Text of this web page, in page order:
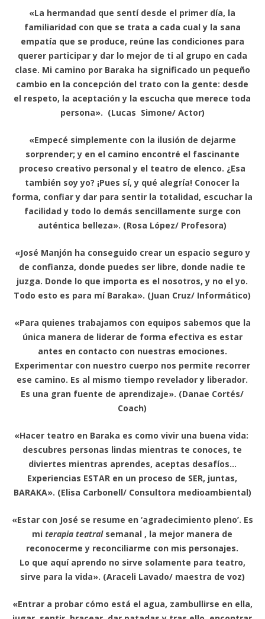
«La hermandad que sentí desde el primer día, la
familiaridad con que se trata a cada cual y la sana
empatía que se produce, reúne las condiciones para
querer participar y dar lo mejor de ti al grupo en cada
clase. Mi camino por Baraka ha significado un pequeño
cambio en la concepción del trato con la gente: desde
el respeto, la aceptación y la escucha que merece toda
persona». (Lucas Simone/ Actor)
«Empecé simplemente con la ilusión de dejarme
sorprender; y en el camino encontré el fascinante
proceso creativo personal y el teatro de elenco. ¿Esa
también soy yo? ¡Pues sí, y qué alegría! Conocer la
forma, confiar y dar para sentir la totalidad, escuchar la
facilidad y todo lo demás sencillamente surge con
auténtica belleza». (Rosa López/ Profesora)
«José Manjón ha conseguido crear un espacio seguro y
de confianza, donde puedes ser libre, donde nadie te
juzga. Donde lo que importa es el nosotros, y no el yo.
Todo esto es para mí Baraka». (Juan Cruz/ Informático)
«Para quienes trabajamos con equipos sabemos que la
única manera de liderar de forma efectiva es estar
antes en contacto con nuestras emociones.
Experimentar con nuestro cuerpo nos permite recorrer
ese camino. Es al mismo tiempo revelador y liberador.
Es una gran fuente de aprendizaje». (Danae Cortés/
Coach)
«Hacer teatro en Baraka es como vivir una buena vida:
descubres personas lindas mientras te conoces, te
diviertes mientras aprendes, aceptas desafíos…
Experiencias ESTAR en un proceso de SER, juntas,
BARAKA». (Elisa Carbonell/ Consultora medioambiental)
«Estar con José se resume en ‘agradecimiento pleno’. Es
miterapia teatralsemanal , la mejor manera de
reconocerme y reconciliarme con mis personajes.
Lo que aquí aprendo no sirve solamente para teatro,
sirve para la vida». (Araceli Lavado/ maestra de voz)
«Entrar a probar cómo está el agua, zambullirse en ella,